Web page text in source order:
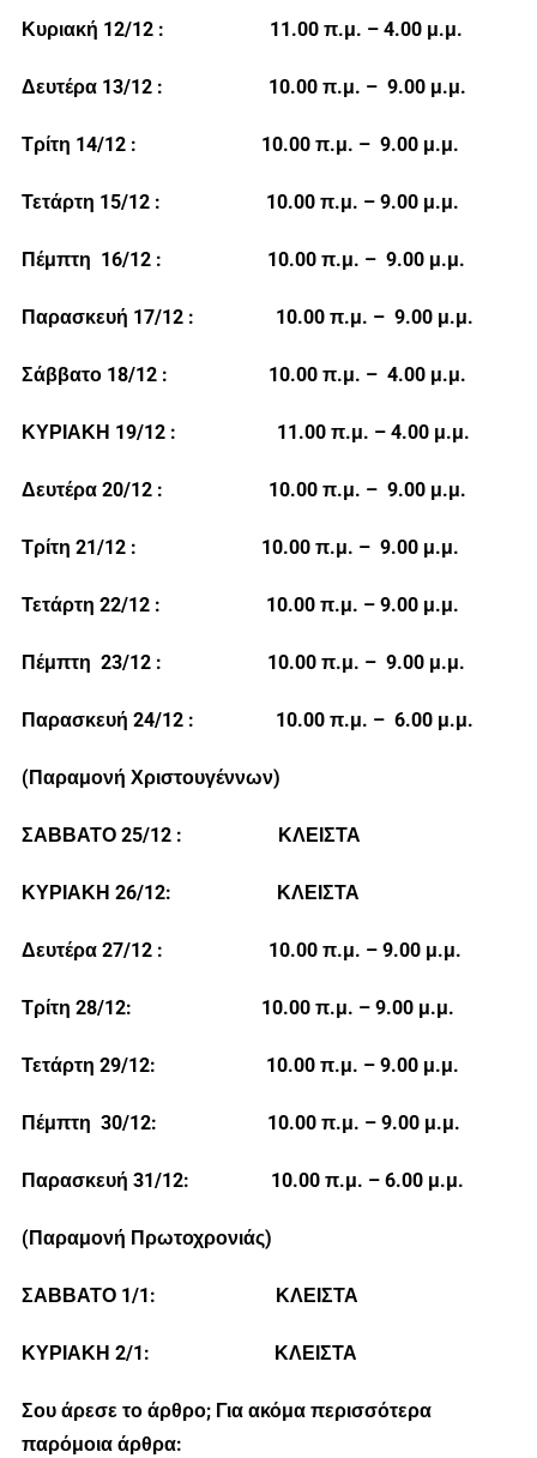
Κυριακή 12/12 : 11.00 π.μ. – 4.00 μ.μ.
Δευτέρα 13/12 : 10.00 π.μ. – 9.00 μ.μ.
Τρίτη 14/12 : 10.00 π.μ. – 9.00 μ.μ.
Τετάρτη 15/12 : 10.00 π.μ. – 9.00 μ.μ.
Πέμπτη 16/12 : 10.00 π.μ. – 9.00 μ.μ.
Παρασκευή 17/12 : 10.00 π.μ. – 9.00 μ.μ.
Σάββατο 18/12 : 10.00 π.μ. – 4.00 μ.μ.
ΚΥΡΙΑΚΗ 19/12 : 11.00 π.μ. – 4.00 μ.μ.
Δευτέρα 20/12 : 10.00 π.μ. – 9.00 μ.μ.
Τρίτη 21/12 : 10.00 π.μ. – 9.00 μ.μ.
Τετάρτη 22/12 : 10.00 π.μ. – 9.00 μ.μ.
Πέμπτη 23/12 : 10.00 π.μ. – 9.00 μ.μ.
Παρασκευή 24/12 : 10.00 π.μ. – 6.00 μ.μ.
(Παραμονή Χριστουγέννων)
ΣΑΒΒΑΤΟ 25/12 : ΚΛΕΙΣΤΑ
ΚΥΡΙΑΚΗ 26/12: ΚΛΕΙΣΤΑ
Δευτέρα 27/12 : 10.00 π.μ. – 9.00 μ.μ.
Τρίτη 28/12: 10.00 π.μ. – 9.00 μ.μ.
Τετάρτη 29/12: 10.00 π.μ. – 9.00 μ.μ.
Πέμπτη 30/12: 10.00 π.μ. – 9.00 μ.μ.
Παρασκευή 31/12: 10.00 π.μ. – 6.00 μ.μ.
(Παραμονή Πρωτοχρονιάς)
ΣΑΒΒΑΤΟ 1/1: ΚΛΕΙΣΤΑ
ΚΥΡΙΑΚΗ 2/1: ΚΛΕΙΣΤΑ
Σου άρεσε το άρθρο; Για ακόμα περισσότερα
παρόμοια άρθρα: